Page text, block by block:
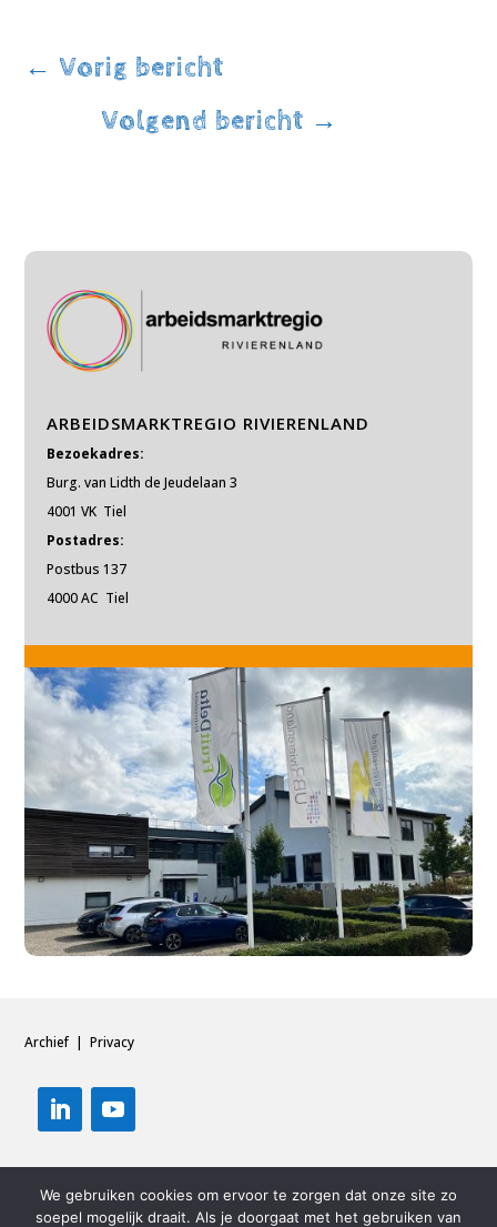
←Vorig bericht
Volgend bericht →
ARBEIDSMARKTREGIO RIVIERENLAND
Bezoekadres:
Burg. van Lidth de Jeudelaan 3
4001 VK Tiel
Postadres:
Postbus 137
4000 AC Tiel
Archief |Privacy
We gebruiken cookies om ervoor te zorgen dat onze site zo
soepel mogelijk draait. Als je doorgaat met het gebruiken van